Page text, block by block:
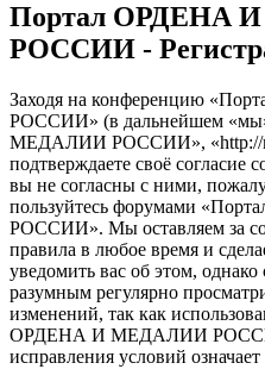
Портал ОРДЕНА
РОССИИ -
Заходя на конференцию
РОССИИ» (в дальнейшем
МЕДАЛИИ РОССИИ», «http://
подтверждаете своё
вы не согласны с ними,
пользуйтесь форумами
РОССИИ». Мы оставляем за
правила в любое время и
уведомить вас об этом,
разумным регулярно
изменений, так как
ОРДЕНА И МЕДАЛИИ
исправления условий